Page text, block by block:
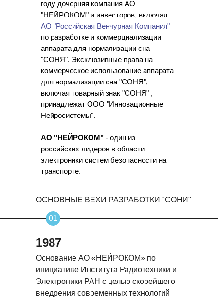
году дочерняя компания АО
"НЕЙРОКОМ" и инвесторов, включая
АО "Российская Венчурная Компания"
по разработке и коммерциализации
аппарата для нормализации сна
"СОНЯ". Эксклюзивные права на
коммерческое использование аппарата
для нормализации сна "СОНЯ",
включая товарный знак "СОНЯ" ,
принадлежат ООО "Инновационные
Нейросистемы".
АО "НЕЙРОКОМ" - один из
российских лидеров в области
электроники систем безопасности на
транспорте.
ОСНОВНЫЕ ВЕХИ РАЗРАБОТКИ "СОНИ"
1987
01
Основание АО «НЕЙРОКОМ» по
инициативе Института Радиотехники и
Электроники РАН с целью скорейшего
внедрения современных технологий